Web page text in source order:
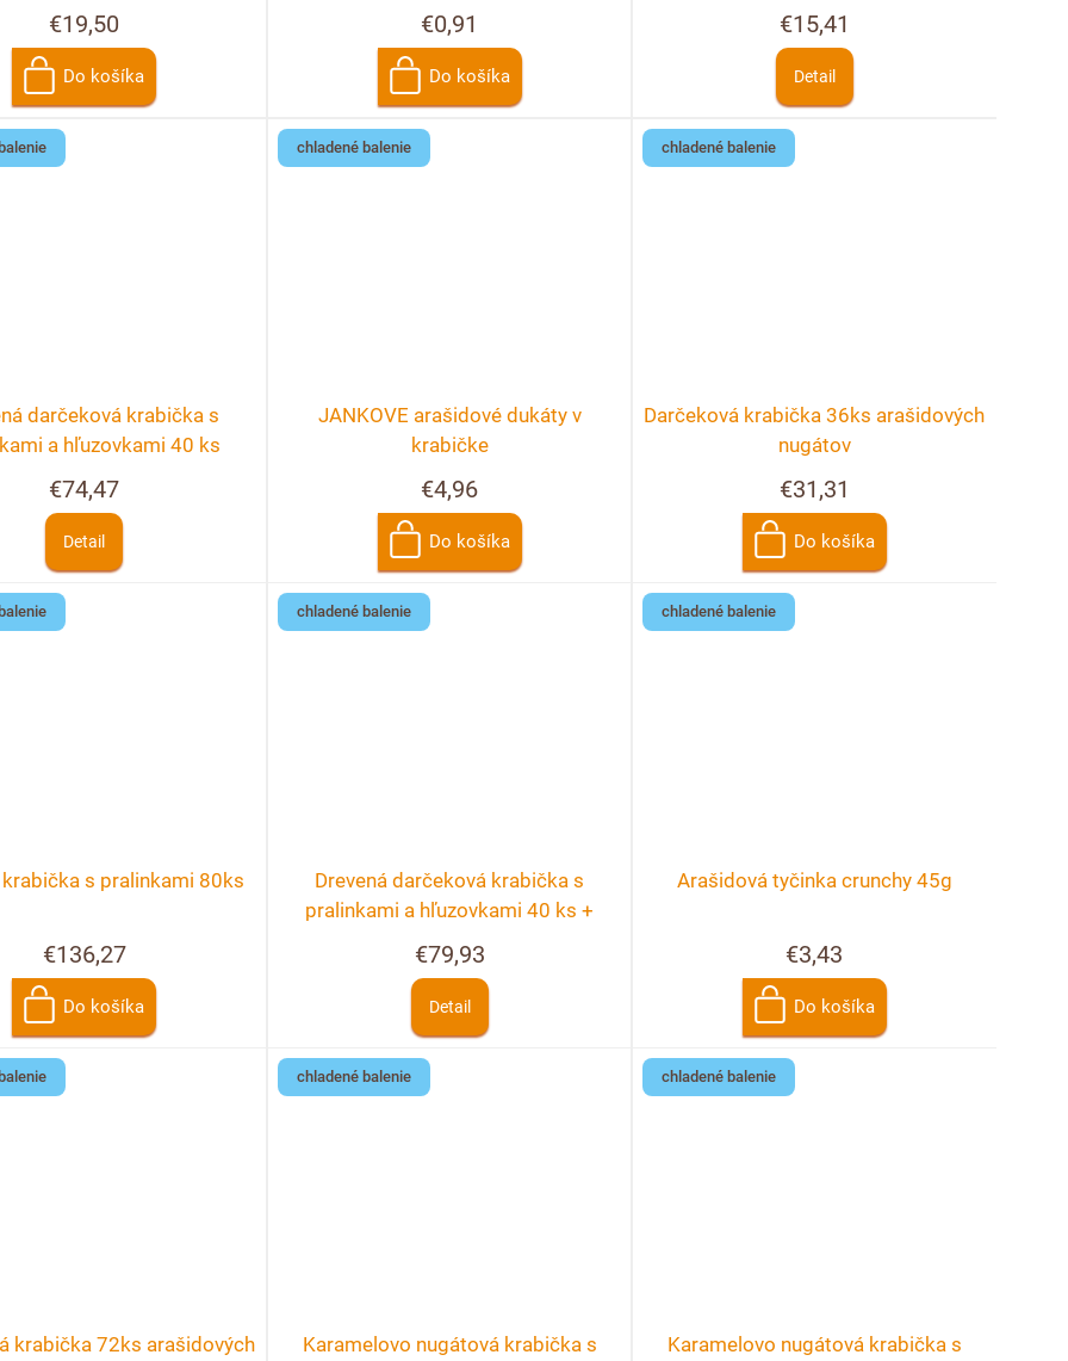
€19,50
Do košíka
€0,91
Do košíka
€15,41
Detail
darčeková krabička s
a hľuzovkami 40 ks
€74,47
Detail
chladené balenie
JANKOVE arašidové dukáty v
krabičke
€4,96
Do košíka
chladené balenie
Darčeková krabička 36ks arašidových
nugátov
€31,31
Do košíka
krabička s pralinkami 80ks
€136,27
Do košíka
chladené balenie
Drevená darčeková krabička s
pralinkami a hľuzovkami 40 ks +
€79,93
Detail
chladené balenie
Arašidová tyčinka crunchy 45g
€3,43
Do košíka
krabička 72ks arašidových
chladené balenie
Karamelovo nugátová krabička s
chladené balenie
Karamelovo nugátová krabička s